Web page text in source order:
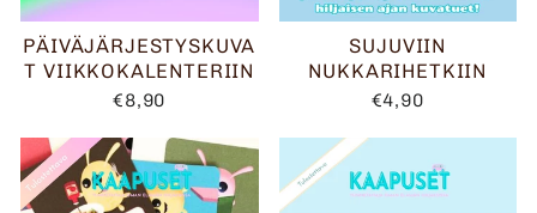
PÄIVÄJÄRJESTYSKUVA
T VIIKKOKALENTERIIN
€8,90
SUJUVIIN
NUKKARIHETKIIN
€4,90